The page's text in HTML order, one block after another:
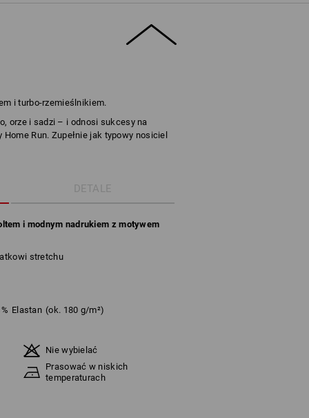
i turbo-rzemieślnikiem.
orze i sadzi – i odnosi sukcesy na
Run. Zupełnie jak typowy nosiciel
DETALE
i modnym nadrukiem z motywem
stretchu
% Elastan (ok. 180 g/m²)
Nie wybielać
Prasować w niskich
temperaturach